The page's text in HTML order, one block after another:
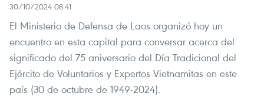
30/10/2024 08:41
El Ministerio de Defensa de Laos organizó hoy un
encuentro en esta capital para conversar acerca del
significado del 75 aniversario del Día Tradicional del
Ejército de Voluntarios y Expertos Vietnamitas en este
país (30 de octubre de 1949-2024).